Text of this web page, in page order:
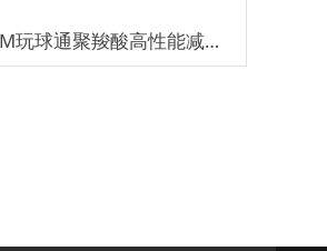
WQT.COM玩球通聚羧酸高性能减水剂（固体）